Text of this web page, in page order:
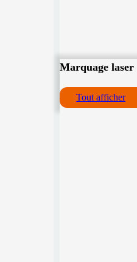
Marquage laser
Tout afficher